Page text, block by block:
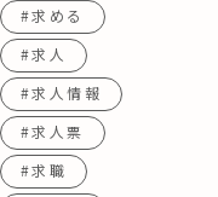
#求める
#求人
#求人情報
#求人票
#求職